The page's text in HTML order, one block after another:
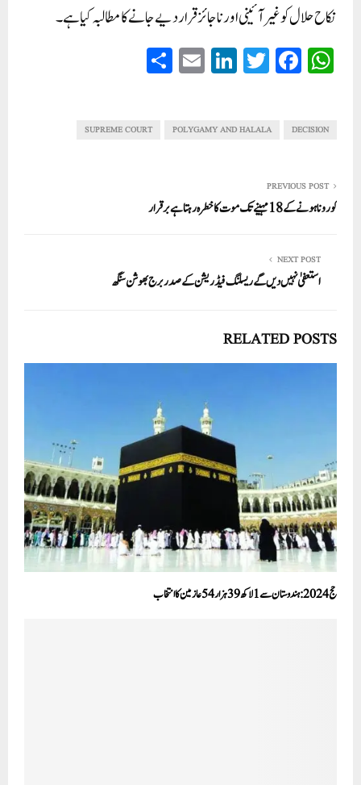
نکاح حلال کو غیر آئینی اور ناجائز قرار دیے جانے کا مطالبہ کیا ہے۔
W
ha
A
Fa
ce
ok
T
wi
r
Li
nk
In
E
m
DECISION
POLYGAMY AND HALALA
SUPREME COURT
PREVIOUS POST
کورونا ہونے کے 18 مہینے تک موت کا خطرہ رہتا ہے برقرار
NEXT POST
استعفیٰ نہیں دیں گے ریسلنگ فیڈریشن کے صدر برج بھوشن سنگھ
RELATED POSTS
حج 2024 :ہندوستان سے 1 لاکھ 39 ہزار 54 عازمین کا انتخاب